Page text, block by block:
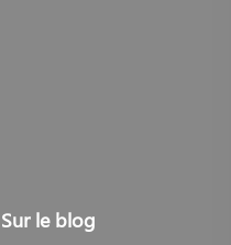
Sur le blog